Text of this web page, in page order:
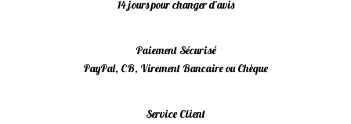
14 jours pour changer d’avis
Paiement Sécurisé
PayPal, CB, Virement Bancaire ou Chèque
Service Client